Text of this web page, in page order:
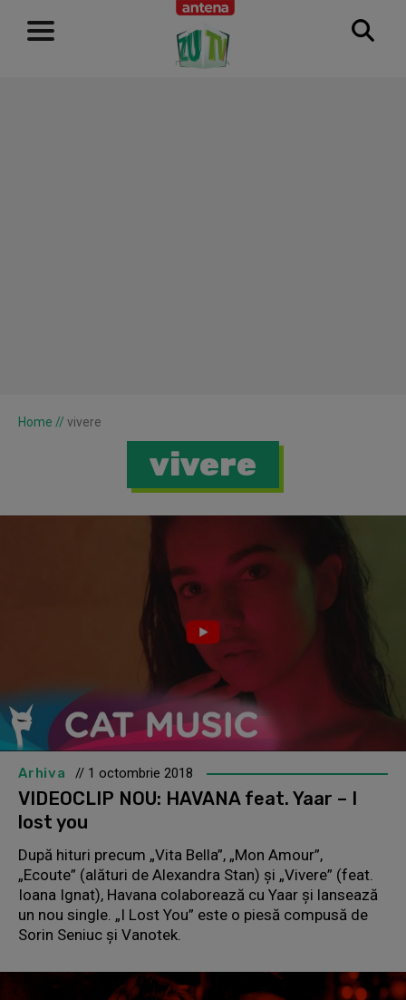
RECLAMĂ
Home // vivere
vivere
Arhiva // 1 octombrie 2018
VIDEOCLIP NOU: HAVANA feat. Yaar – I
lost you
După hituri precum „Vita Bella”, „Mon Amour”,
„Ecoute” (alături de Alexandra Stan) și „Vivere” (feat.
Ioana Ignat), Havana colaborează cu Yaar și lansează
un nou single. „I Lost You” este o piesă compusă de
Sorin Seniuc și Vanotek.